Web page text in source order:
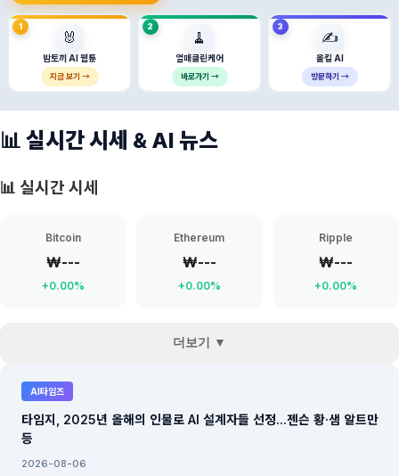
1
🐰
밤토끼 AI 웹툰
지금 보기 →
2
🧹
열매클린케어
바로가기 →
3
✍️
올킬 AI
방문하기 →
📊 실시간 시세 & AI 뉴스
📊 실시간 시세
Bitcoin
₩---
+0.00%
Ethereum
₩---
+0.00%
Ripple
₩---
+0.00%
더보기 ▼
AI타임즈
타임지, 2025년 올해의 인물로 AI 설계자들 선정...젠슨 황·샘 알트만
등
2026-08-06